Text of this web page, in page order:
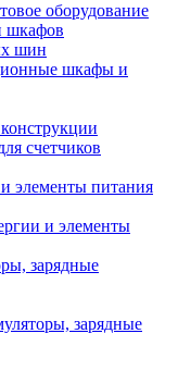
оборудование
шкафов
шин
шкафы и
счетчиков
элементы питания
и элементы
зарядные
зарядные